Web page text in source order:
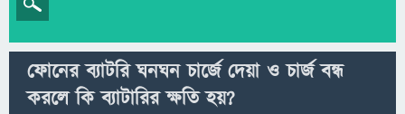
ফোনের ব্যাটরি ঘনঘন চার্জে দেয়া ও চার্জ বন্ধ
করলে কি ব্যাটারির ক্ষতি হয়?